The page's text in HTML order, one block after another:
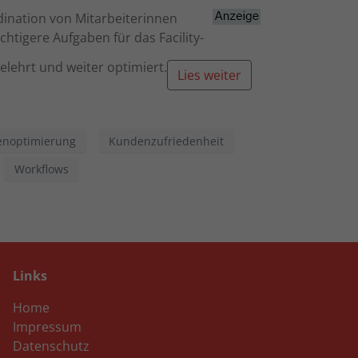
von Mitarbeiterinnen
Aufgaben für das Facility-
und weiter optimiert.
Lies weiter
Kundenzufriedenheit
Workflows
Links
Home
Impressum
Datenschutz
Externe Medien